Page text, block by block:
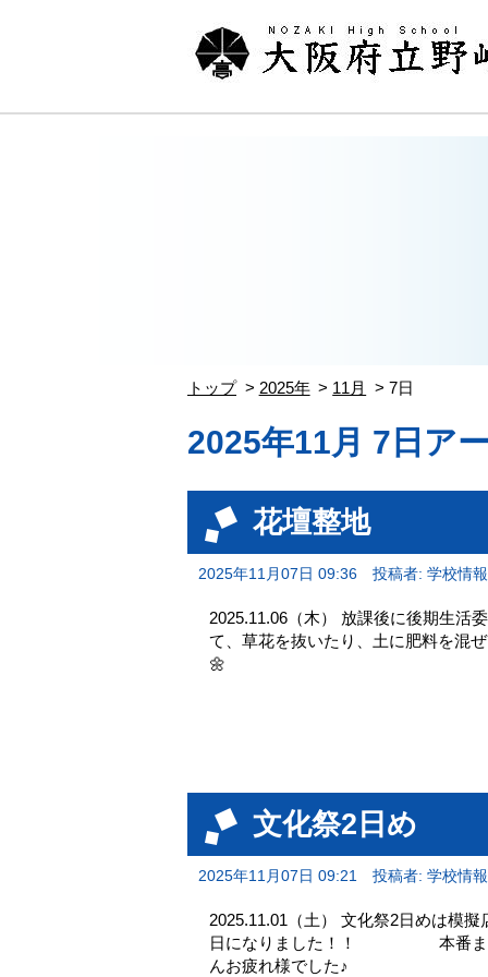
トップ 2025年 11月 7日
2025年11月 7日ア
花壇整地
2025年11月07日 09:36 投稿者: 学校情
2025.11.06（木） 放課後に後期生活
て、草花を抜いたり、土に肥料を混
🌼
文化祭2日め
2025年11月07日 09:21 投稿者: 学校情
2025.11.01（土） 文化祭2日めは模
日になりました！！ 本番まで企
んお疲れ様でした♪